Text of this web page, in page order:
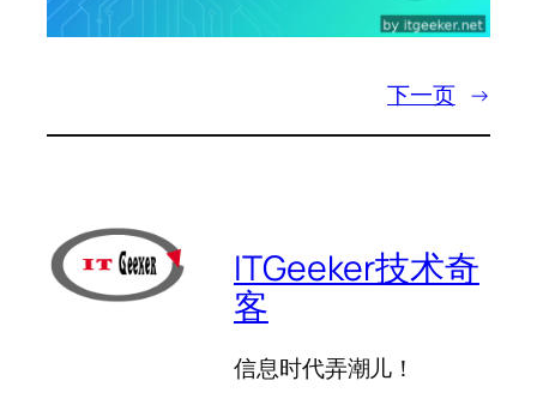
下一页 →
ITGeeker技术奇
客
信息时代弄潮儿！